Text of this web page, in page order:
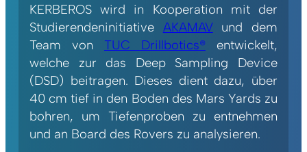
KERBEROS wird in Kooperation mit der
Studierendeninitiative AKAMAVund dem
Team von TUC Drillbotics®entwickelt,
welche zur das Deep Sampling Device
(DSD) beitragen. Dieses dient dazu, über
40 cm tief in den Boden des Mars Yards zu
bohren, um Tiefenproben zu entnehmen
und an Board des Rovers zu analysieren.